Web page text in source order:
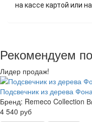
на кассе картой или
Рекомендуем
Лидер продаж!
Подсвечник из дерева
Бренд: Remeco Collection
4 540 руб